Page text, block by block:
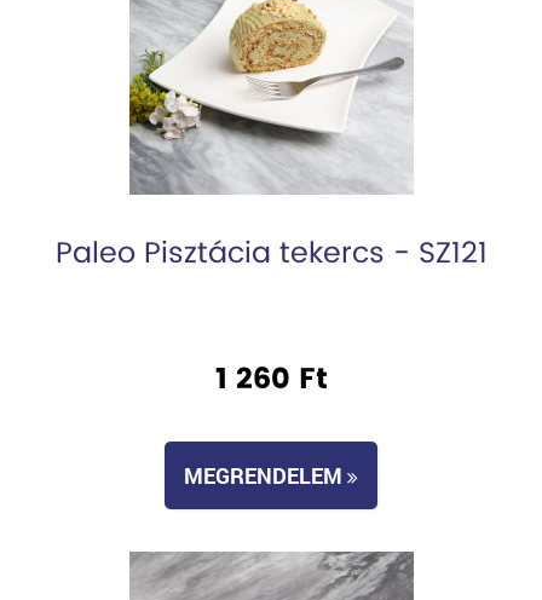
Paleo Pisztácia tekercs - SZ121
1 260 Ft
MEGRENDELEM